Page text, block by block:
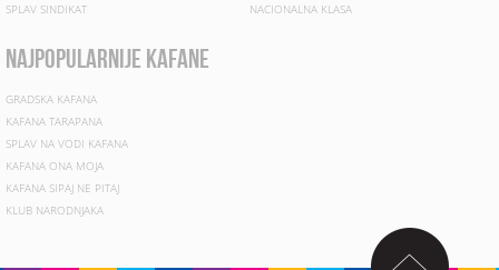
SPLAV SINDIKAT
NACIONALNA KLASA
najpopularnije kafane
GRADSKA KAFANA
KAFANA TARAPANA
SPLAV NA VODI KAFANA
KAFANA ONA MOJA
KAFANA SIPAJ NE PITAJ
KLUB NARODNJAKA